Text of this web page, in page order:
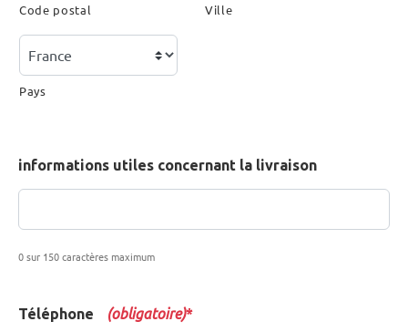
Code postal Ville
Pays
informations utiles concernant la livraison
0 sur 150 caractères maximum
Téléphone (obligatoire)*